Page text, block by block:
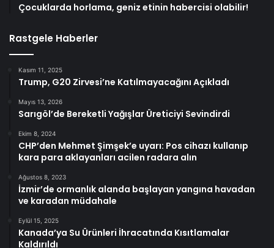
Çocuklarda horlama, geniz etinin habercisi olabilir!
Rastgele Haberler
Kasım 11, 2025
Trump, G20 Zirvesi’ne Katılmayacağını Açıkladı
Mayıs 13, 2026
Sarıgöl’de Bereketli Yağışlar Üreticiyi Sevindirdi
Ekim 8, 2024
CHP’den Mehmet Şimşek’e uyarı: Pos cihazı kullanıp
kara para aklayanları acilen radara alın
Ağustos 8, 2023
İzmir’de ormanlık alanda başlayan yangına havadan
ve karadan müdahale
Eylül 15, 2025
Kanada’ya Su Ürünleri İhracatında Kısıtlamalar
Kaldırıldı